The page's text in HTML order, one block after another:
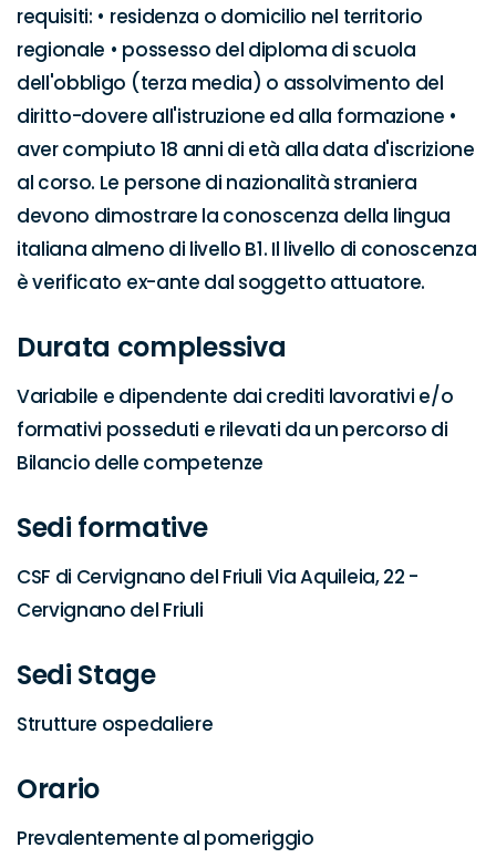
requisiti: • residenza o domicilio nel territorio
regionale • possesso del diploma di scuola
dell'obbligo (terza media) o assolvimento del
diritto-dovere all'istruzione ed alla formazione •
aver compiuto 18 anni di età alla data d'iscrizione
al corso. Le persone di nazionalità straniera
devono dimostrare la conoscenza della lingua
italiana almeno di livello B1. Il livello di conoscenza
è verificato ex-ante dal soggetto attuatore.
Durata complessiva
Variabile e dipendente dai crediti lavorativi e/o
formativi posseduti e rilevati da un percorso di
Bilancio delle competenze
Sedi formative
CSF di Cervignano del Friuli Via Aquileia, 22 -
Cervignano del Friuli
Sedi Stage
Strutture ospedaliere
Orario
Prevalentemente al pomeriggio